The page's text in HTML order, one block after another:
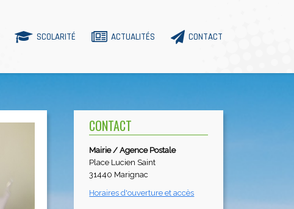
SCOLARITÉ ACTUALITÉS CONTACT
CONTACT
Mairie / Agence Postale
Place Lucien Saint
31440 Marignac
Horaires d'ouverture et accès